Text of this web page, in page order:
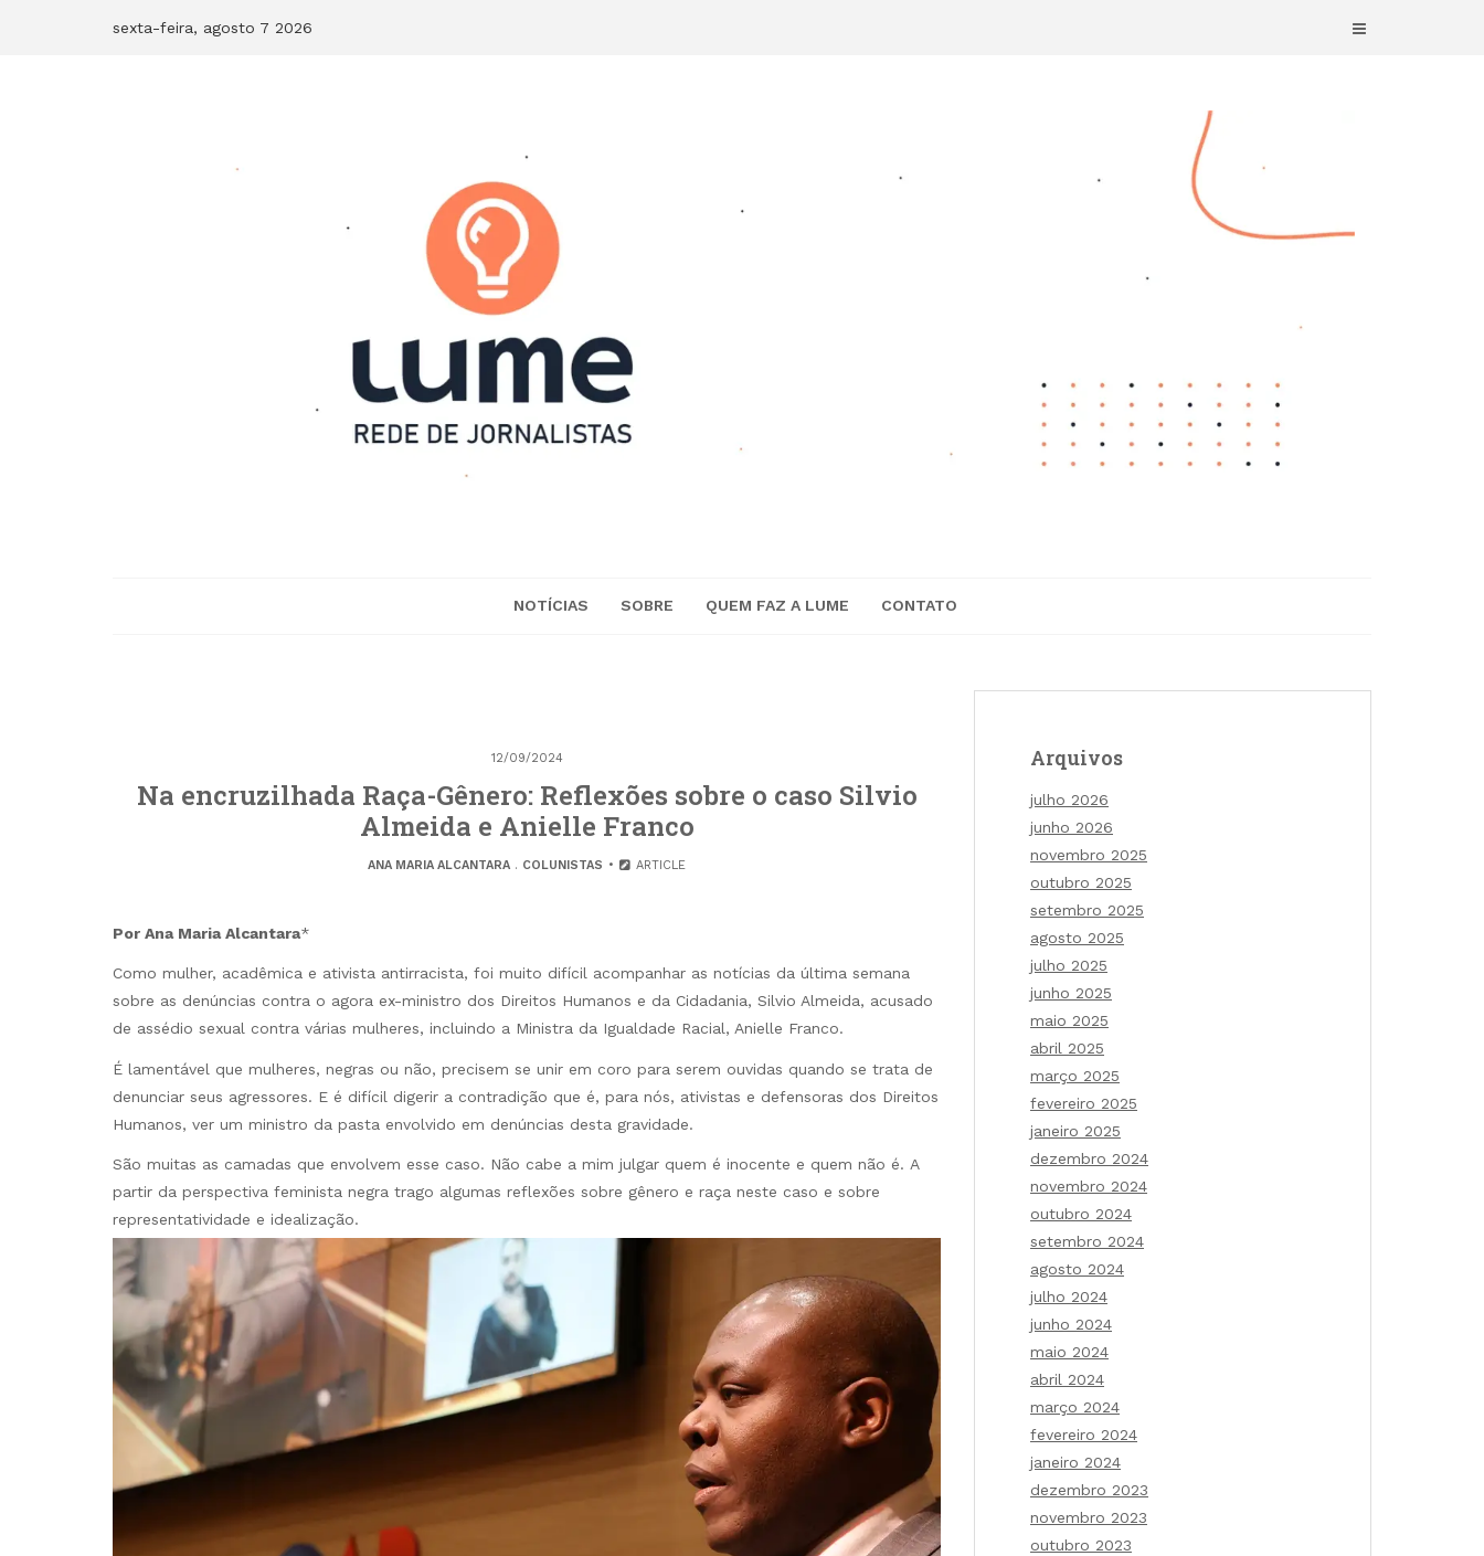
sexta-feira, agosto 7 2026
NOTÍCIAS SOBRE QUEM FAZ A LUME CONTATO
12/09/2024
Na encruzilhada Raça-Gênero: Reflexões sobre o caso Silvio
Almeida e Anielle Franco
ANA MARIA ALCANTARA. COLUNISTAS ARTICLE
Por Ana Maria Alcantara*
Como mulher, acadêmica e ativista antirracista, foi muito difícil acompanhar as notícias da última semana
sobre as denúncias contra o agora ex-ministro dos Direitos Humanos e da Cidadania, Silvio Almeida, acusado
de assédio sexual contra várias mulheres, incluindo a Ministra da Igualdade Racial, Anielle Franco.
É lamentável que mulheres, negras ou não, precisem se unir em coro para serem ouvidas quando se trata de
denunciar seus agressores. E é difícil digerir a contradição que é, para nós, ativistas e defensoras dos Direitos
Humanos, ver um ministro da pasta envolvido em denúncias desta gravidade.
São muitas as camadas que envolvem esse caso. Não cabe a mim julgar quem é inocente e quem não é. A
partir da perspectiva feminista negra trago algumas reflexões sobre gênero e raça neste caso e sobre
representatividade e idealização.
Arquivos
julho 2026
junho 2026
novembro 2025
outubro 2025
setembro 2025
agosto 2025
julho 2025
junho 2025
maio 2025
abril 2025
março 2025
fevereiro 2025
janeiro 2025
dezembro 2024
novembro 2024
outubro 2024
setembro 2024
agosto 2024
julho 2024
junho 2024
maio 2024
abril 2024
março 2024
fevereiro 2024
janeiro 2024
dezembro 2023
novembro 2023
outubro 2023